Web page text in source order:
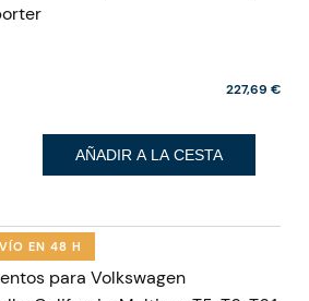
kg, MTB,
227,69 €
AÑADIR A LA CESTA
para Volkswagen
EN 48 H